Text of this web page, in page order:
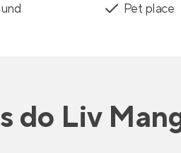
Pet place
do Liv